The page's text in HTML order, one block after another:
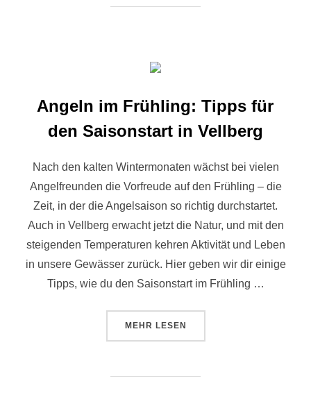
Angeln im Frühling: Tipps für
den Saisonstart in Vellberg
Nach den kalten Wintermonaten wächst bei vielen
Angelfreunden die Vorfreude auf den Frühling – die
Zeit, in der die Angelsaison so richtig durchstartet.
Auch in Vellberg erwacht jetzt die Natur, und mit den
steigenden Temperaturen kehren Aktivität und Leben
in unsere Gewässer zurück. Hier geben wir dir einige
Tipps, wie du den Saisonstart im Frühling …
MEHR LESEN